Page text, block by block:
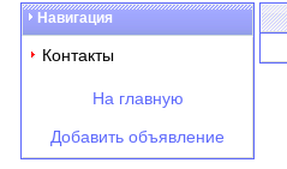
Навигация
Контакты
На главную
Добавить объявление